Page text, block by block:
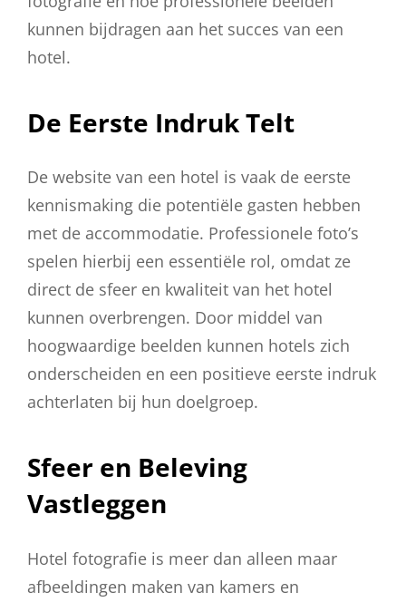
kunnen bijdragen aan het succes van een
hotel.
De Eerste Indruk Telt
De website van een hotel is vaak de eerste
kennismaking die potentiële gasten hebben
met de accommodatie. Professionele foto’s
spelen hierbij een essentiële rol, omdat ze
direct de sfeer en kwaliteit van het hotel
kunnen overbrengen. Door middel van
hoogwaardige beelden kunnen hotels zich
onderscheiden en een positieve eerste indruk
achterlaten bij hun doelgroep.
Sfeer en Beleving
Vastleggen
Hotel fotografie is meer dan alleen maar
afbeeldingen maken van kamers en